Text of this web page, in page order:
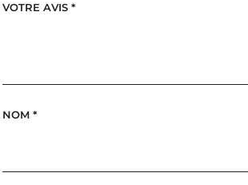
VOTRE AVIS *
NOM *